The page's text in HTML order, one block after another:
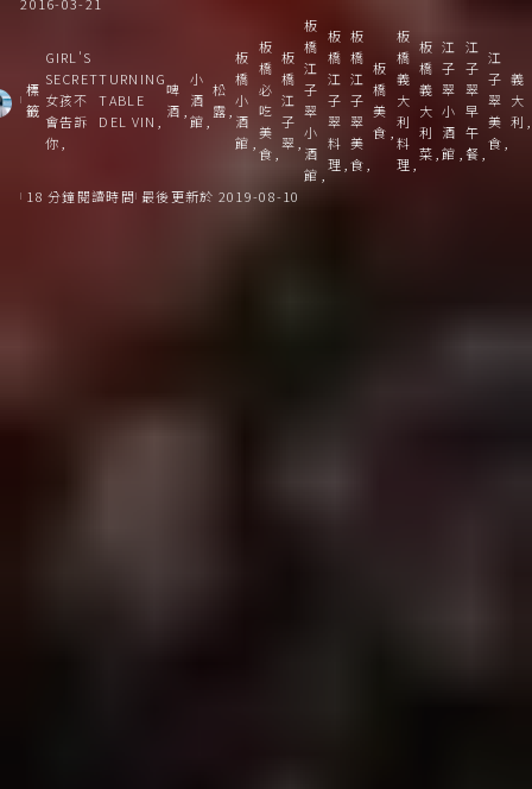
標
籤
GIRL'S
SECRET
女孩不
會告訴
你
TURNING
TABLE
DEL VIN
啤
酒
小
酒
館
松
露
板
橋
小
酒
館
板
橋
必
吃
美
食
板
橋
江
子
翠
板
橋
江
子
翠
小
酒
館
板
橋
江
子
翠
料
理
板
橋
江
子
翠
美
食
板
橋
美
食
板
橋
義
大
利
料
理
板
橋
義
大
利
菜
江
子
翠
小
酒
館
江
子
翠
早
午
餐
江
子
翠
美
食
義
大
利
18 分鐘閱讀時間 最後更新於 2019-08-10